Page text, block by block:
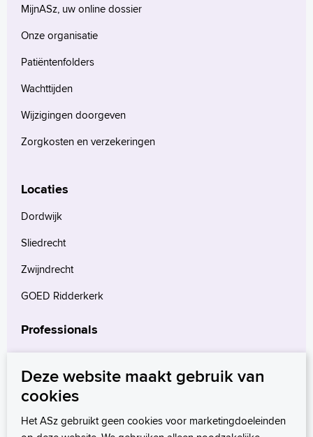
MijnASz, uw online dossier
Onze organisatie
Patiëntenfolders
Wachttijden
Wijzigingen doorgeven
Zorgkosten en verzekeringen
Locaties
Dordwijk
Sliedrecht
Zwijndrecht
GOED Ridderkerk
Professionals
Verwijzers
Wetenschappelijk onderzoek
Deze website maakt gebruik van
cookies
Het ASz gebruikt geen cookies voor marketingdoeleinden